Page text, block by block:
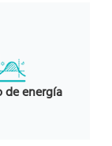
de energía